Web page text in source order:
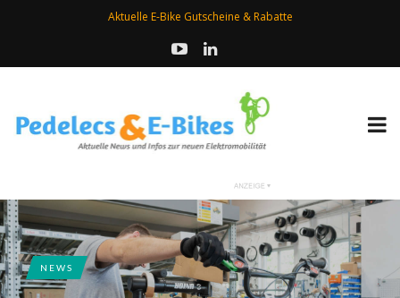
Aktuelle E-Bike Gutscheine & Rabatte
NEWS